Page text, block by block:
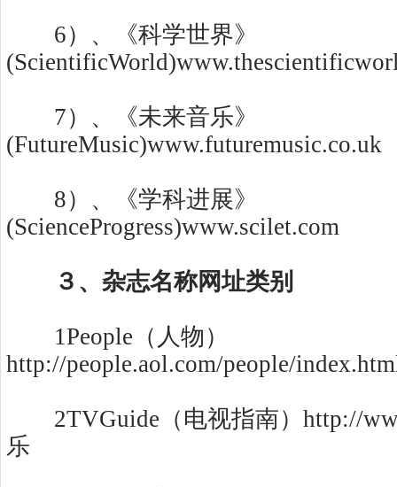
6）、《科学世界》
7）、《未来音乐》
(FutureMusic)www.futuremusic.co.uk
8）、《学科进展》
(ScienceProgress)www.scilet.com
３ 、 杂志名称网址类别
1People（人物）
http://people.aol.com/people/
2TVGuide（电视指南）http://
乐